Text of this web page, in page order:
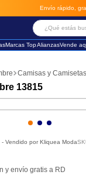
Envío rápido, gratis
¿Qué estás
Marcas TopAlianzasVende
Camisas y Camisetas
13815
- Vendido por Kliquea Moda
y envío gratis a RD